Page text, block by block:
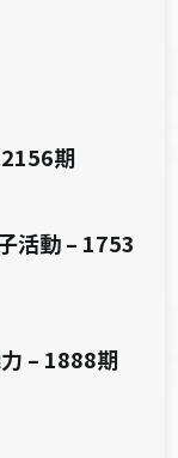
期
活動 – 1753
– 1888期